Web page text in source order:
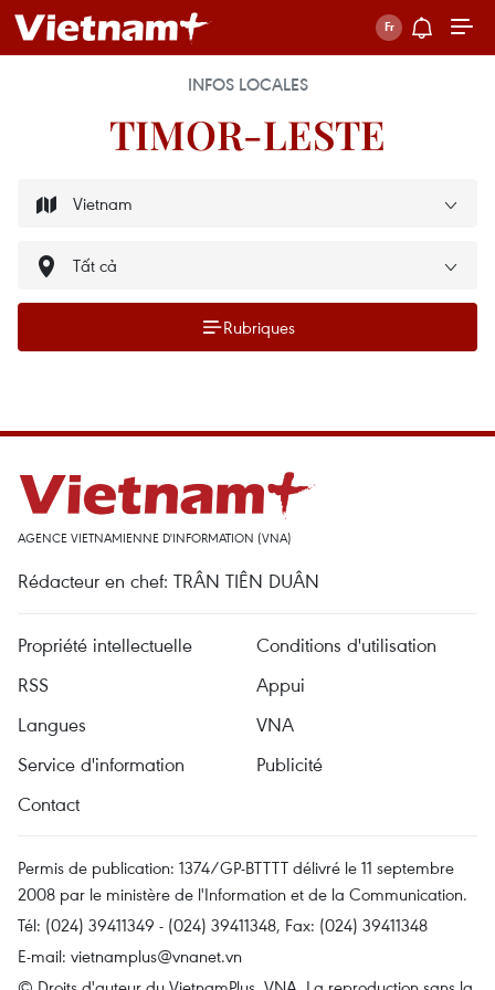
INFOS LOCALES
TIMOR-LESTE
Rubriques
AGENCE VIETNAMIENNE D'INFORMATION (VNA)
Rédacteur en chef: TRÂN TIÊN DUÂN
Propriété intellectuelle
Conditions d'utilisation
RSS
Appui
Langues
VNA
Service d'information
Publicité
Contact
Permis de publication: 1374/GP-BTTTT délivré le 11 septembre
2008 par le ministère de l'Information et de la Communication.
Tél: (024) 39411349 - (024) 39411348, Fax: (024) 39411348
E-mail: vietnamplus@vnanet.vn